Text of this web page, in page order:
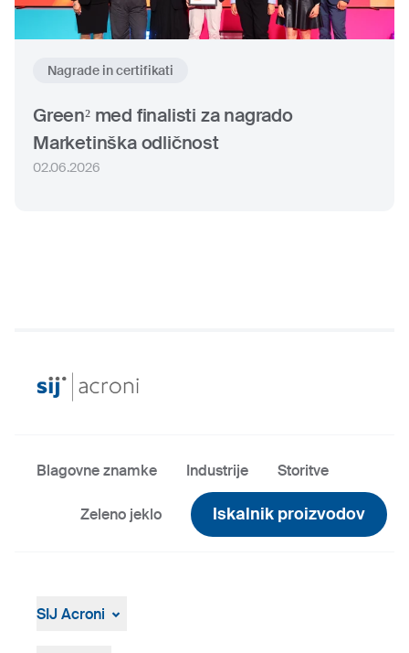
Nagrade in certifikati
Green² med finalisti za nagrado
Marketinška odličnost
02.06.2026
Blagovne znamke Industrije Storitve
Zeleno jeklo Iskalnik proizvodov
SIJ Acroni